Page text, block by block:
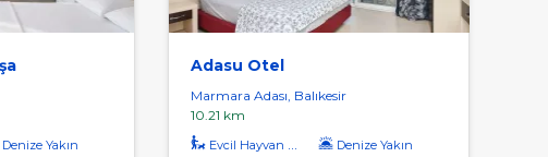
Denize Yakın
Adasu Otel
Marmara Adası, Balıkesir
10.21 km
Evcil Hayvan Kabul
Denize Yakın